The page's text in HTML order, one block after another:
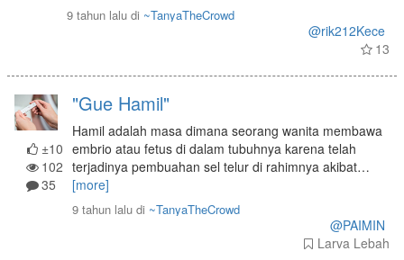
9 tahun lalu di ~TanyaTheCrowd
@rik212Kece
13
±10
102
35
"Gue Hamil"
Hamil adalah masa dimana seorang wanita membawa
embrio atau fetus di dalam tubuhnya karena telah
terjadinya pembuahan sel telur di rahimnya akibat…
[more]
9 tahun laludi ~TanyaTheCrowd
@PAIMIN
Larva Lebah